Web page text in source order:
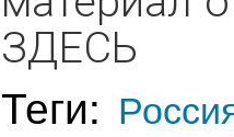
ЗДЕСЬ
Теги: